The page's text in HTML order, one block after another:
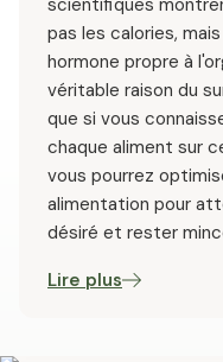
scientifiques
pas les calories,
hormone propre à
véritable raison du
que si vous
chaque aliment sur
vous pourrez
alimentation pour
désiré et rester
Lire plus